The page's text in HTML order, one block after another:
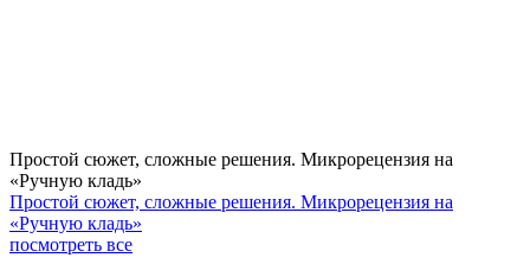
Простой сюжет, сложные решения. Микрорецензия на
«Ручную кладь»
Простой сюжет, сложные решения. Микрорецензия на
«Ручную кладь»
посмотреть все